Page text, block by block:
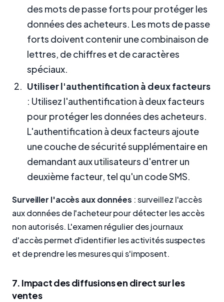
des mots de passe forts pour protéger les
données des acheteurs. Les mots de passe
forts doivent contenir une combinaison de
lettres, de chiffres et de caractères
spéciaux.
Utiliser l'authentification à deux facteurs
: Utilisez l'authentification à deux facteurs
pour protéger les données des acheteurs.
L'authentification à deux facteurs ajoute
une couche de sécurité supplémentaire en
demandant aux utilisateurs d'entrer un
deuxième facteur, tel qu'un code SMS.
Surveiller l'accès aux données : surveillez l'accès
aux données de l'acheteur pour détecter les accès
non autorisés. L'examen régulier des journaux
d'accès permet d'identifier les activités suspectes
et de prendre les mesures qui s'imposent.
7. Impact des diffusions en direct sur les
ventes